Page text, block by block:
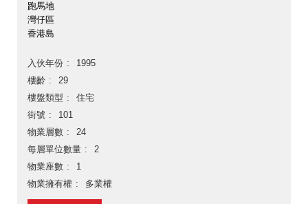
跑馬地
灣仔區
香港島
入伙年份
1995
樓齡
29
樓盤類型
住宅
街號
101
物業層數
24
每層單位數量
2
物業座數
1
物業擁有權
多業權